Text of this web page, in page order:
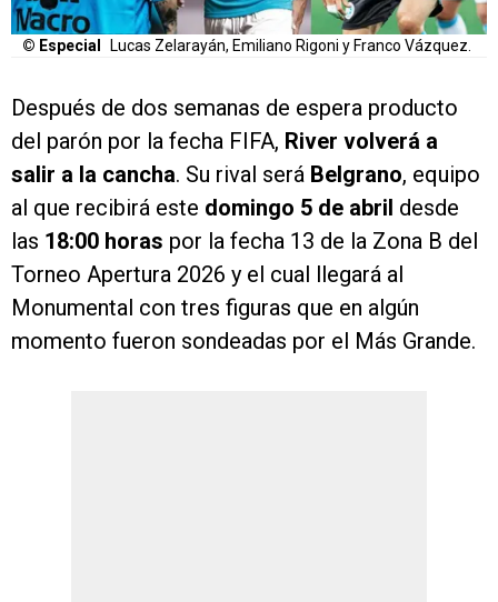
© Especial Lucas Zelarayán, Emiliano Rigoni y Franco Vázquez.
Después de dos semanas de espera producto
del parón por la fecha FIFA, River volverá a
salir a la cancha. Su rival será Belgrano, equipo
al que recibirá este domingo 5 de abril desde
las 18:00 horas por la fecha 13 de la Zona B del
Torneo Apertura 2026 y el cual llegará al
Monumental con tres figuras que en algún
momento fueron sondeadas por el Más Grande.